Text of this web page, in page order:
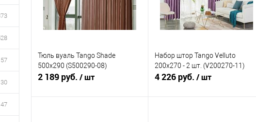
57
30
47
Тюль вуаль Tango Shade
500x290 (S500290-08)
2 189 руб. / шт
Набор штор Tango Velluto
200x270 - 2 шт. (V200270-11)
4 226 руб. / шт